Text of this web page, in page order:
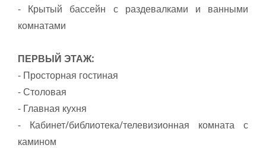
- Крытый бассейн с раздевалками и ванными
комнатами
ПЕРВЫЙ ЭТАЖ:
- Просторная гостиная
- Столовая
- Главная кухня
- Кабинет/библиотека/телевизионная комната с
камином